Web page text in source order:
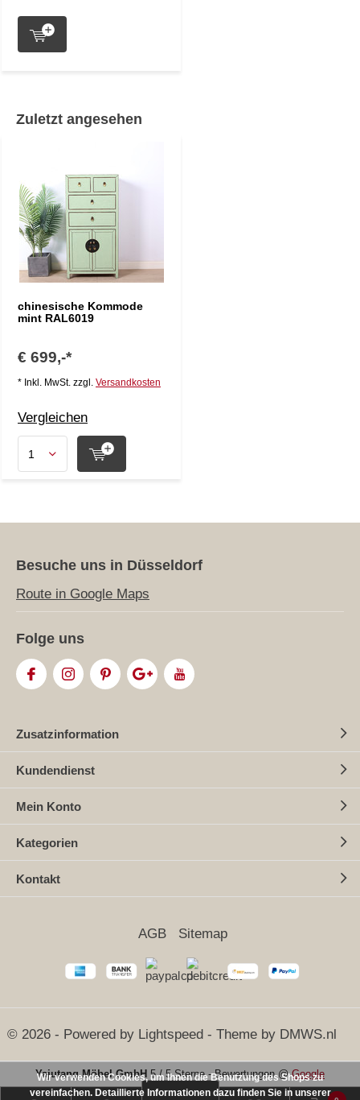
Zuletzt angesehen
chinesische Kommode
mint RAL6019
€ 699,-*
* Inkl. MwSt. zzgl. Versandkosten
Vergleichen
Besuche uns in Düsseldorf
Route in Google Maps
Folge uns
Zusatzinformation
Kundendienst
Mein Konto
Kategorien
Kontakt
© 2026 - Powered by Lightspeed - Theme by DMWS.nl
AGB Sitemap
Yajutang Möbel GmbH 5/5 Sterne-Bewertungen @Google
Wir verwenden Cookies, um Ihnen die Benutzung des Shops zu
vereinfachen. Detaillierte Informationen dazu finden Sie in unserer